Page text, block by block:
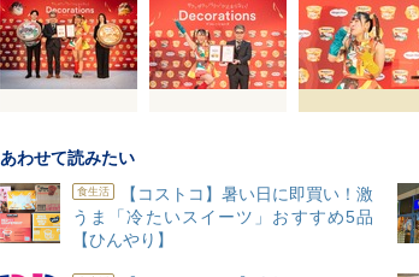
あわせて読みたい
食生活
【コストコ】暑い日に即買い！激
うま「冷たいスイーツ」おすすめ5品
【ひんやり】